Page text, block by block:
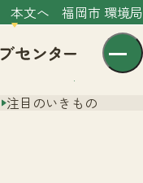
本文へ 福岡市 環境局
注目のいきもの